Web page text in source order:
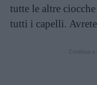
tutte le altre
tutti i capelli.